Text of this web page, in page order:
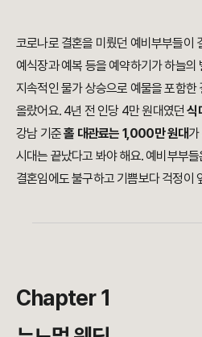
코로나로 결혼을 미뤘던 예비부부들이
예식장과 예복 등을 예약하기가 하늘의
지속적인 물가 상승으로 예물을 포함한
올랐어요. 4년 전 인당 4만 원대였던식
강남 기준홀 대관료는 1,000만 원대가
시대는 끝났다고 봐야 해요. 예비부부
결혼임에도 불구하고 기쁨보다 걱정이
Chapter 1